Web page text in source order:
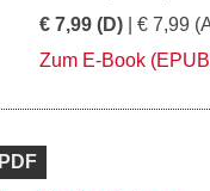
€ 7,99 (D) | € 7,99
Zum E-Book
PDF